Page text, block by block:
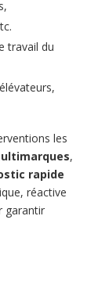
travail du
les
,
rapide
réactive
garantir